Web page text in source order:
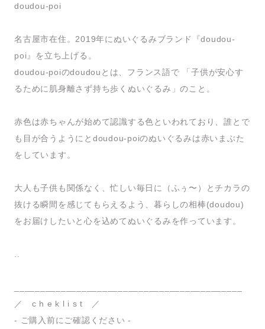
doudou-poi
名古屋市在住。2019年にぬいぐるみブランド『doudou-
poi』を立ち上げる。
doudou-poiのdoudouとは、フランス語で 「子供が安心す
るために肌身離さず持ち歩くぬいぐるみ」のこと。
赤色は赤ちゃんが始めて認識する色といわれており、誰とで
も目が合うようにとdoudou-poiのぬいぐるみは赤いまぶた
をしています。
大人も子供も関係なく、忙しい毎日に（ふぅ〜）とチカラの
抜ける瞬間を感じてもらえるよう、暮らしの相棒(doudou)
をお届けしたいと心を込めてぬいぐるみを作っています。
／ c h e k l i s t ／
- ご購入前にご確認ください -